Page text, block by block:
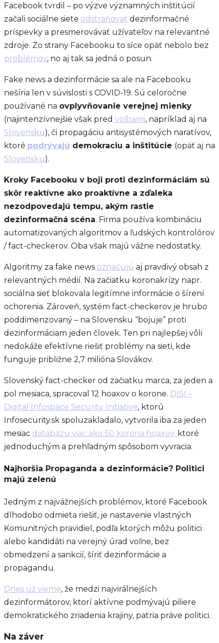
Facebook tvrdil – po výzve významných inštitúcií
začali sociálne siete odstraňovať dezinformačné
príspevky a presmerovávať užívateľov na relevantné
zdroje. Zo strany Facebooku to síce opäť nebolo bez
problémov, no aj tak sa jedná o posun.
Fake news a dezinformácie sa ale na Facebooku
nešíria len v súvislosti s COVID-19. Sú celoročne
používané na ovplyvňovanie verejnej mienky
(najintenzívnejšie však pred voľbami, napríklad aj na
Slovensku), či propagáciu antisystémových naratívov,
ktoré podrývajú demokraciu a inštitúcie (opäť aj na
Slovensku).
Kroky Facebooku v boji proti dezinformáciám sú
skôr reaktívne ako proaktívne a zďaleka
nezodpovedajú tempu, akým rastie
dezinformačná scéna. Firma používa kombináciu
automatizovaných algoritmov a ľudských kontrolórov
/ fact-checkerov. Oba však majú vážne nedostatky.
Algoritmy za fake news označujú aj pravdivý obsah z
relevantných médií. Na začiatku koronakrízy napr.
sociálna sieť blokovala legitímne informácie o šírení
ochorenia. Zároveň, systém fact-checkerov je hrubo
poddimenzovaný – na Slovensku “bojuje” proti
dezinformáciam jeden človek. Ten pri najlepšej vôli
nedokáže efektívne riešiť problémy na sieti, kde
funguje približne 2,7 milióna Slovákov.
Slovenský fact-checker od začiatku marca, za jeden a
pol mesiaca, spracoval 12 hoaxov o korone. DISI –
Digital Infospace Security Initiative, ktorú
Infosecurity.sk spoluzakladalo, vytvorila iba za jeden
mesiac databázu viac ako 50 korona hoaxov, ktoré
jednoduchým a prehľadným spôsobom vyvracia.
Najhoršia Propaganda a dezinformácie? Politici
majú zelenú
Jedným z najvážnejších problémov, ktoré Facebook
dlhodobo odmieta riešiť, je nastavenie vlastných
Komunitných pravidiel, podľa ktorých môžu politici
alebo kandidáti na verejný úrad voľne, bez
obmedzení a sankcií, šíriť dezinformácie a
propagandu.
Dnes už vieme, že medzi najvirálnejších
dezinformátorov, ktorí aktívne podmývajú piliere
demokratického zriadenia krajiny, patria práve politici.
Na záver